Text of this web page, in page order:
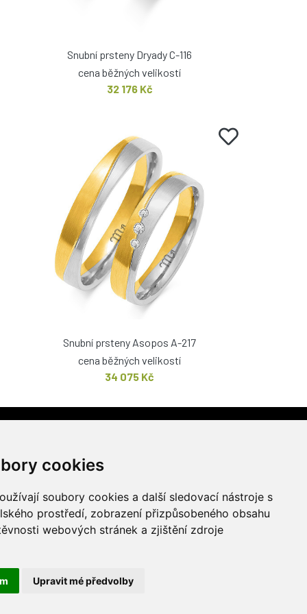
cookies
soubory cookies a další sledovací nástroje s
prostředí, zobrazení přizpůsobeného obsahu
webových stránek a zjištění zdroje
Upravit mé předvolby
Snubní prsteny Dryady C-116
cena běžných velikostí
32 176 Kč
Snubní prsteny Asopos A-217
cena běžných velikostí
34 075 Kč